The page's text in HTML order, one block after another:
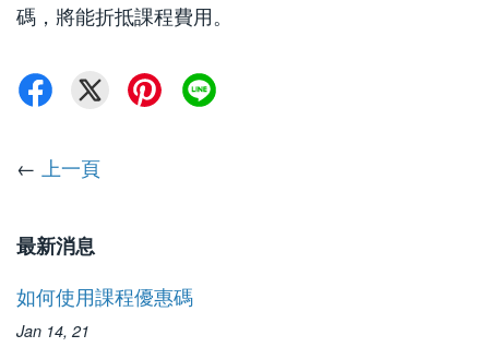
碼，將能折抵課程費用。
← 上一頁
最新消息
如何使用課程優惠碼
Jan 14, 21